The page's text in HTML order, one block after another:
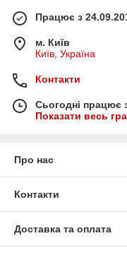
Працює з
м. Київ
Київ, Україна
Контакти
Сьогодні працює
Показати весь
Про нас
Контакти
Доставка та оплата